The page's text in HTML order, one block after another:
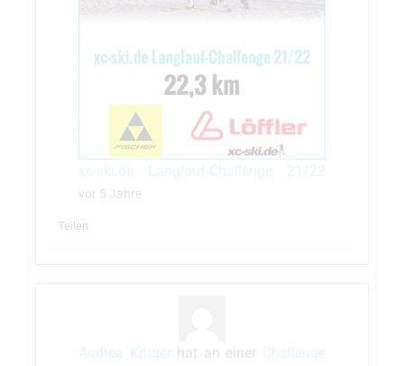
xc-ski.de Langlauf-Challenge 21/22
vor 5 Jahre
Teilen
Andrea Krügerhat an einer Challenge